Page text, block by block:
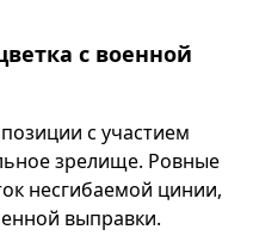
магазин, там
деньги, к слову
не уступающий
из цветов, растущих
с военной
с участием
зрелище. Ровные
несгибаемой цинии,
выправки.